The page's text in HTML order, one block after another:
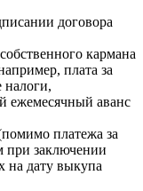
договора
кармана
плата за
ежемесячный аванс
платежа за
при заключении
на дату выкупа